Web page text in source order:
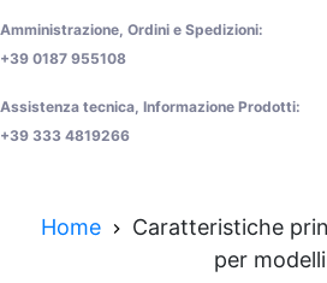
Amministrazione, Ordini e Spedizioni:
+39 0187 955108
Assistenza tecnica, Informazione Prodotti:
+39 333 4819266
Home
Caratteristiche
per modelli